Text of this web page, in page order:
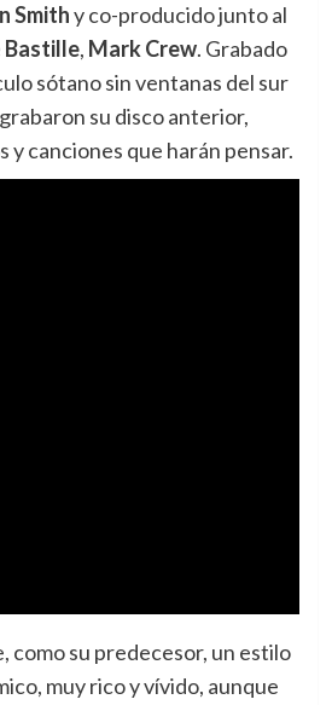
Smithy co-producido junto al
Bastille, Mark Crew. Grabado
sótano sin ventanas del sur
su disco anterior,
y canciones que harán pensar.
como su predecesor, un estilo
muy rico y vívido, aunque